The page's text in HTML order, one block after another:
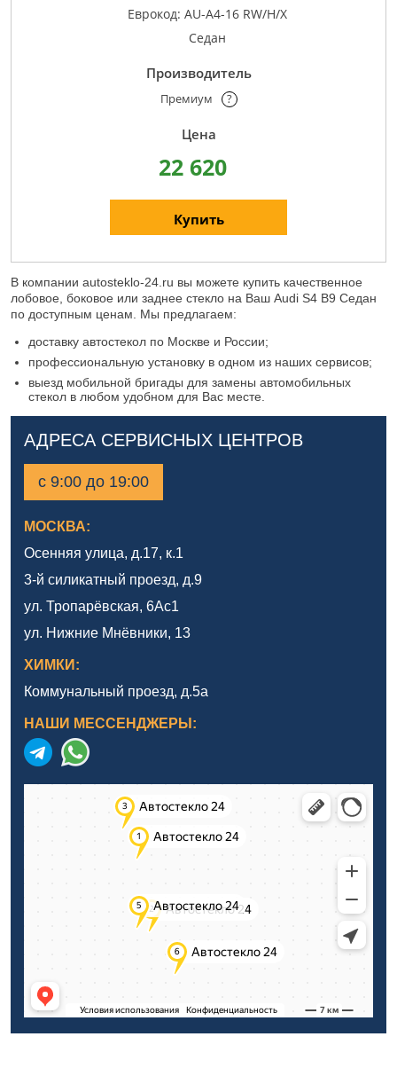
Еврокод: AU-A4-16 RW/H/X
Седан
Премиум ?
22 620
Купить
В компании autosteklo-24.ru вы можете купить качественное
лобовое, боковое или заднее стекло на Ваш Audi S4 B9 Седан
по доступным ценам. Мы предлагаем:
доставку автостекол по Москве и России;
профессиональную установку в одном из наших сервисов;
выезд мобильной бригады для замены автомобильных
стекол в любом удобном для Вас месте.
АДРЕСА СЕРВИСНЫХ ЦЕНТРОВ
с 9:00 до 19:00
МОСКВА:
Осенняя улица, д.17, к.1
3-й силикатный проезд, д.9
ул. Тропарёвская, 6Ас1
ул. Нижние Мнёвники, 13
ХИМКИ:
Коммунальный проезд, д.5а
НАШИ МЕССЕНДЖЕРЫ: